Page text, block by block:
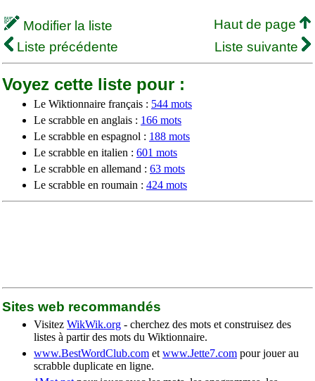
Modifier la liste
Haut de page
Liste précédente
Liste suivante
Voyez cette liste pour :
Le Wiktionnaire français : 544 mots
Le scrabble en anglais : 166 mots
Le scrabble en espagnol : 188 mots
Le scrabble en italien : 601 mots
Le scrabble en allemand : 63 mots
Le scrabble en roumain : 424 mots
Sites web recommandés
Visitez WikWik.org - cherchez des mots et construisez des
listes à partir des mots du Wiktionnaire.
www.BestWordClub.com et www.Jette7.com pour jouer au
scrabble duplicate en ligne.